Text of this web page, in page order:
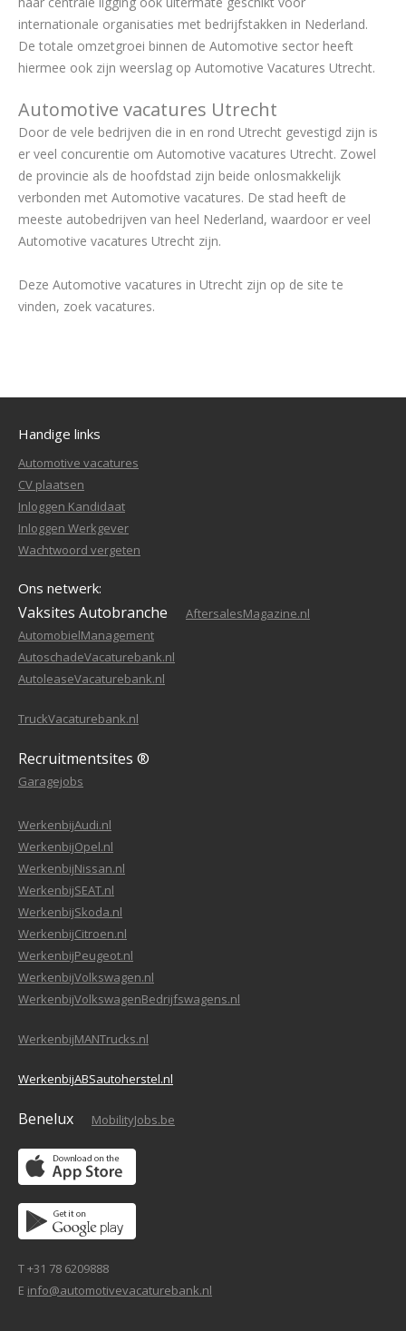
internationale organisaties met bedrijfstakken in Nederland.
De totale omzetgroei binnen de Automotive sector heeft
hiermee ook zijn weerslag op Automotive Vacatures Utrecht.
Automotive vacatures Utrecht
Door de vele bedrijven die in en rond Utrecht gevestigd zijn is
er veel concurentie om Automotive vacatures Utrecht. Zowel
de provincie als de hoofdstad zijn beide onlosmakkelijk
verbonden met Automotive vacatures. De stad heeft de
meeste autobedrijven van heel Nederland, waardoor er veel
Automotive vacatures Utrecht zijn.
Deze Automotive vacatures in Utrecht zijn op de site te
vinden, zoek vacatures.
Handige links
Automotive vacatures
CV plaatsen
Inloggen Kandidaat
Inloggen Werkgever
Wachtwoord vergeten
Ons netwerk:
Vaksites Autobranche
AftersalesMagazine.nl
AutomobielManagement
AutoschadeVacaturebank.nl
AutoleaseVacaturebank.nl
TruckVacaturebank.nl
Recruitmentsites ®
Garagejobs
WerkenbijAudi.nl
WerkenbijOpel.nl
WerkenbijNissan.nl
WerkenbijSEAT.nl
WerkenbijSkoda.nl
WerkenbijCitroen.nl
WerkenbijPeugeot.nl
WerkenbijVolkswagen.nl
WerkenbijVolkswagenBedrijfswagens.nl
WerkenbijMANTrucks.nl
WerkenbijABSautoherstel.nl
Benelux MobilityJobs.be
T +31 78 6209888
E info@automotivevacaturebank.nl